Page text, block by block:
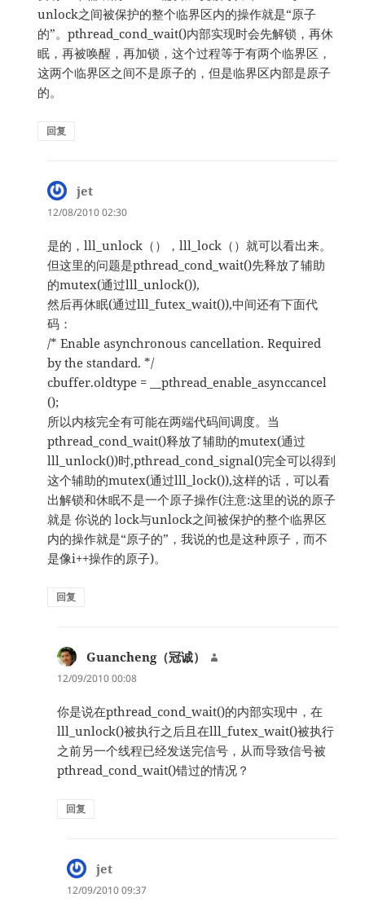
unlock之间被保护的整个临界区内的操作就是“原子
的”。pthread_cond_wait()内部实现时会先解锁，再休
眠，再被唤醒，再加锁，这个过程等于有两个临界区，
这两个临界区之间不是原子的，但是临界区内部是原子
的。
回复
jet
道：
12/08/2010 02:30
是的，lll_unlock（），lll_lock（）就可以看出来。
但这里的问题是pthread_cond_wait()先释放了辅助
的mutex(通过lll_unlock()),
然后再休眠(通过lll_futex_wait()),中间还有下面代
码：
/* Enable asynchronous cancellation. Required
by the standard. */
cbuffer.oldtype = __pthread_enable_asynccancel
();
所以内核完全有可能在两端代码间调度。当
pthread_cond_wait()释放了辅助的mutex(通过
lll_unlock())时,pthread_cond_signal()完全可以得到
这个辅助的mutex(通过lll_lock()),这样的话，可以看
出解锁和休眠不是一个原子操作(注意:这里的说的原子
就是 你说的 lock与unlock之间被保护的整个临界区
内的操作就是“原子的”，我说的也是这种原子，而不
是像i++操作的原子)。
回复
Guancheng（冠诚）
12/09/2010 00:08
你是说在pthread_cond_wait()的内部实现中，在
lll_unlock()被执行之后且在lll_futex_wait()被执行
之前另一个线程已经发送完信号，从而导致信号被
pthread_cond_wait()错过的情况？
回复
jet
道：
12/09/2010 09:37